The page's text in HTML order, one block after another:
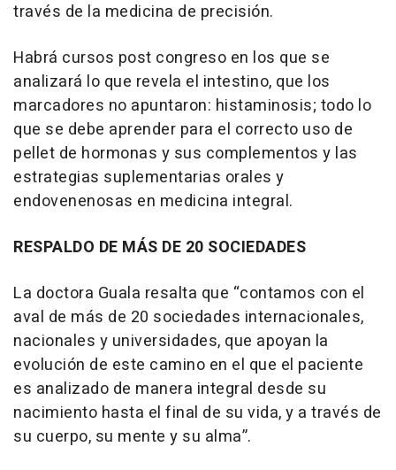
través de la medicina de precisión.
Habrá cursos post congreso en los que se
analizará lo que revela el intestino, que los
marcadores no apuntaron: histaminosis; todo lo
que se debe aprender para el correcto uso de
pellet de hormonas y sus complementos y las
estrategias suplementarias orales y
endovenenosas en medicina integral.
RESPALDO DE MÁS DE 20 SOCIEDADES
La doctora Guala resalta que “contamos con el
aval de más de 20 sociedades internacionales,
nacionales y universidades, que apoyan la
evolución de este camino en el que el paciente
es analizado de manera integral desde su
nacimiento hasta el final de su vida, y a través de
su cuerpo, su mente y su alma”.